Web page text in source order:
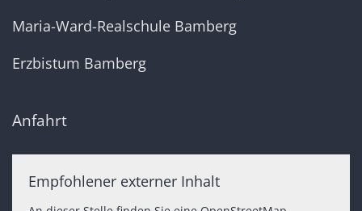
Maria-Ward-Realschule Bamberg
Erzbistum Bamberg
Anfahrt
Empfohlener externer Inhalt